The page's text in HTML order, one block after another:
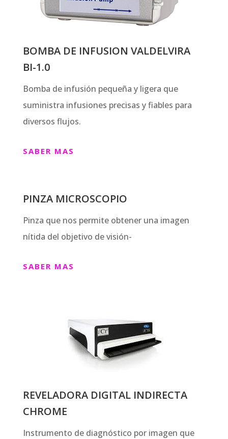
BOMBA DE INFUSION VALDELVIRA
BI-1.0
Bomba de infusión pequeña y ligera que
suministra infusiones precisas y fiables para
diversos flujos.
SABER MAS
PINZA MICROSCOPIO
Pinza que nos permite obtener una imagen
nítida del objetivo de visión-
SABER MAS
REVELADORA DIGITAL INDIRECTA
CHROME
Instrumento de diagnóstico por imagen que